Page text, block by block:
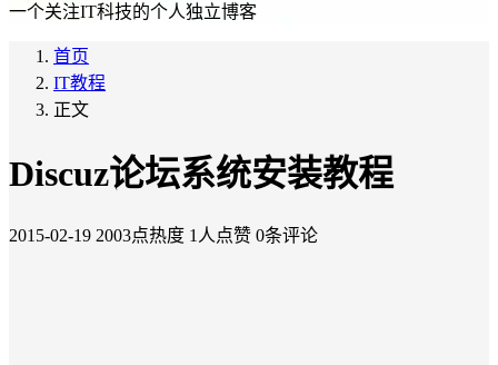
一个关注IT科技的个人独立博客
首页
IT教程
正文
Discuz论坛系统安装教程
2015-02-19 2003点热度 1人点赞 0条评论